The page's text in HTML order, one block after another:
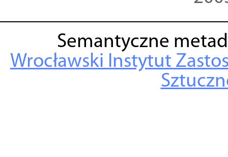
Semantyczne
Wrocławski Instytut